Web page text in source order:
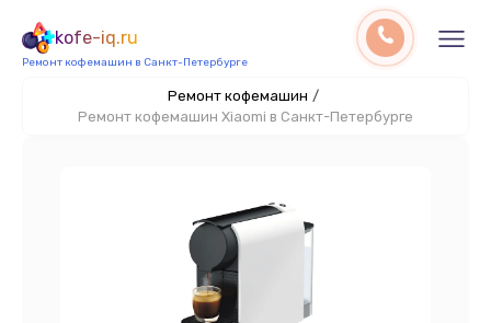
kofe-iq.ru
Ремонт кофемашин в Санкт-Петербурге
Ремонт кофемашин /
Ремонт кофемашин Xiaomi в Санкт-Петербурге